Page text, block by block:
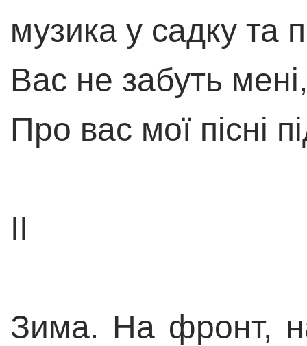
музика у садку та
Вас не забуть
Про вас мої пісні
II
Зима. На фронт,